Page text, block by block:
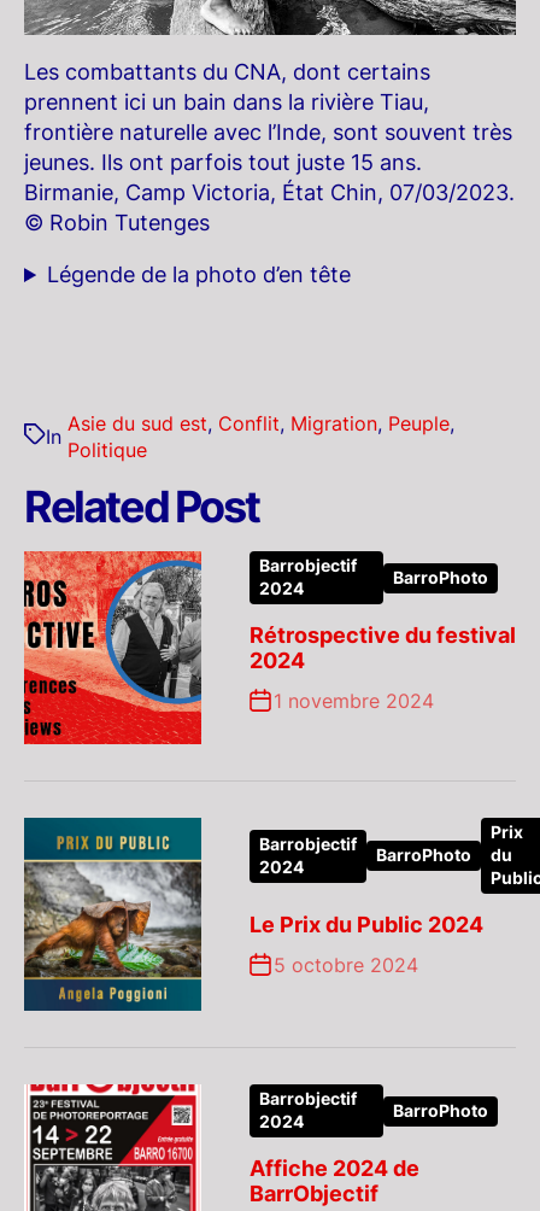
Les combattants du CNA, dont certains
prennent ici un bain dans la rivière Tiau,
frontière naturelle avec l’Inde, sont souvent très
jeunes. Ils ont parfois tout juste 15 ans.
Birmanie, Camp Victoria, État Chin, 07/03/2023.
© Robin Tutenges
Légende de la photo d’en tête
In
Asie du sud est, Conflit, Migration, Peuple,
Politique
Related Post
Barrobjectif
2024
BarroPhoto
Rétrospective du festival
2024
1 novembre 2024
Barrobjectif
2024
BarroPhoto
Prix
du
Le Prix du Public 2024
5 octobre 2024
Barrobjectif
2024
BarroPhoto
Affiche 2024 de
BarrObjectif